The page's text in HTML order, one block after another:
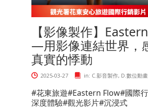
【影像製作】
—用影像連結世界，
真實的悸動
2025-03-27 in: C.影音製作, D.數位動畫
#花東旅遊#Eastern Flow#國際
深度體驗#觀光影片#沉浸式